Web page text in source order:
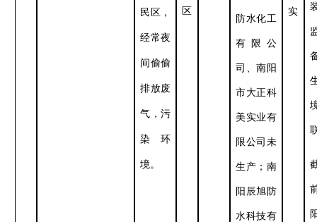
民区，
经常夜
间偷偷
排放废
气，污
染环
境。
区
防水化工
有限公
司、南阳
市大正科
美实业有
限公司 未
生产； 南
阳辰旭防
水科技有
实